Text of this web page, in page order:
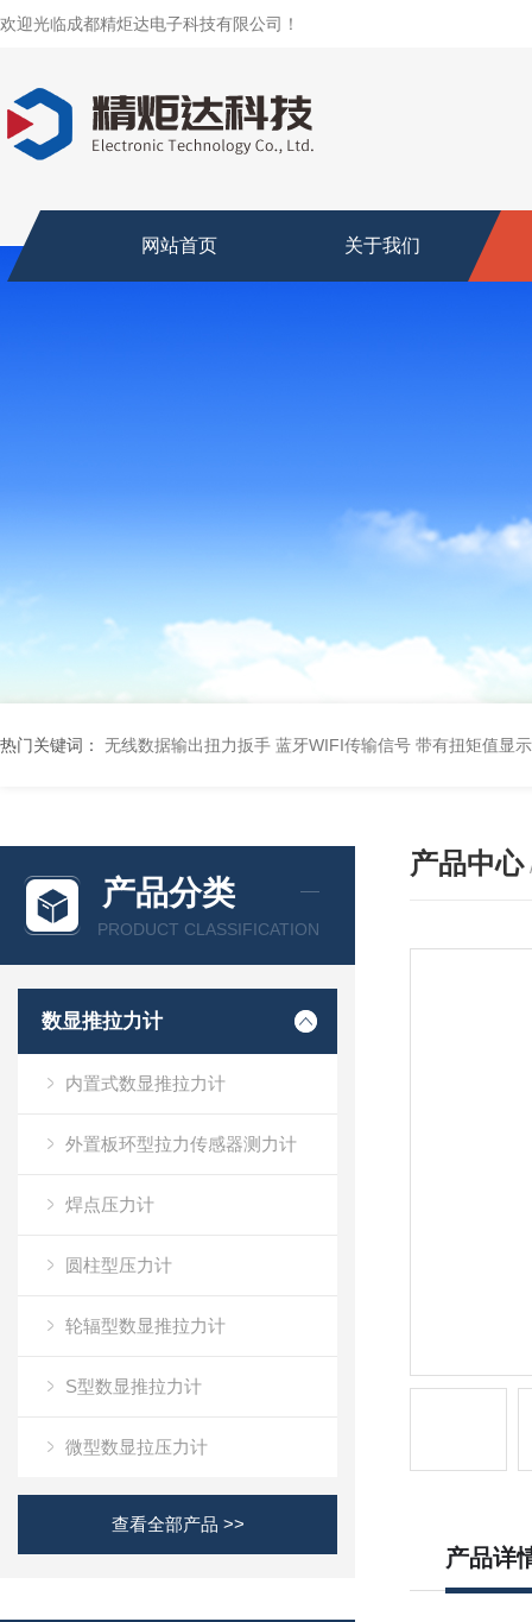
欢迎光临成都精炬达电子科技有限公司！
网站首页 关于我们
热门关键词： 无线数据输出扭力扳手 蓝牙WIFI传输信号 带有扭矩值显
产品分类
PRODUCT CLASSIFICATION
数显推拉力计
内置式数显推拉力计
外置板环型拉力传感器测力计
焊点压力计
圆柱型压力计
轮辐型数显推拉力计
S型数显推拉力计
微型数显拉压力计
查看全部产品 >>
产品中心
产品详